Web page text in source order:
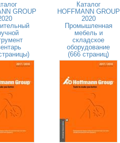
GROUP
Каталог
HOFFMANN GROUP
2020
Промышленная
мебель и
складское
оборудование
(666 страниц)